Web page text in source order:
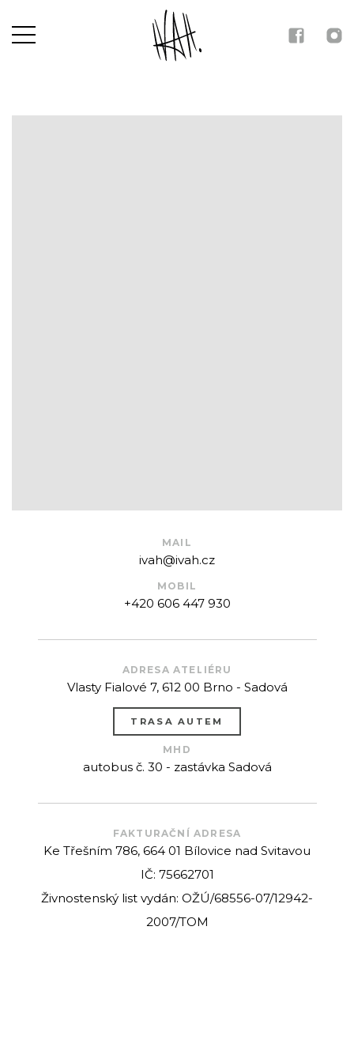
MAIL
ivah@ivah.cz
MOBIL
+420 606 447 930
ADRESA ATELIÉRU
Vlasty Fialové 7, 612 00 Brno - Sadová
TRASA AUTEM
MHD
autobus č. 30 - zastávka Sadová
FAKTURAČNÍ ADRESA
Ke Třešním 786, 664 01 Bílovice nad Svitavou
IČ: 75662701
Živnostenský list vydán: OŽÚ/68556-07/12942-
2007/TOM